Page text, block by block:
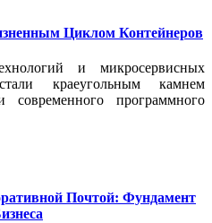
Циклом Контейнеров
и микросервисных
краеугольным камнем
современного программного
Почтой: Фундамент